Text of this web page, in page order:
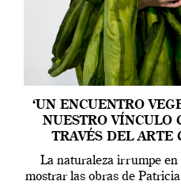
‘UN ENCUENTRO
NUESTRO VÍNCULO
TRAVÉS DEL ARTE
La naturaleza irrumpe
mostrar las obras de